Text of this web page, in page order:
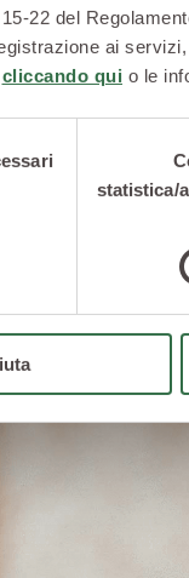
22 del
ai
cliccando qui o le
statistica/